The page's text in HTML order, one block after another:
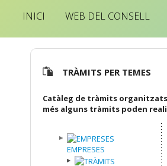
INICI WEB DEL CONSELL
TRÀMITS PER TEMES
Catàleg de tràmits
més alguns tràmits poden
EMPRESES